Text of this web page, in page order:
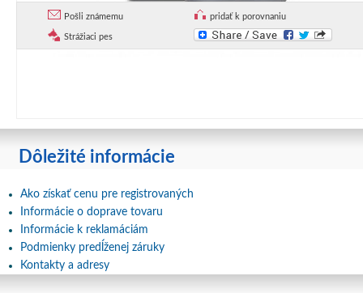
Pošli známemu pridať k porovnaniu
Strážiaci pes
Dôležité informácie
Ako získať cenu pre registrovaných
Informácie o doprave tovaru
Informácie k reklamáciám
Podmienky predĺženej záruky
Kontakty a adresy